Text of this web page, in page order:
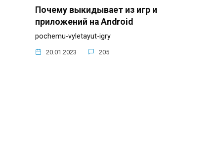
Почему выкидывает из игр и
приложений на Android
pochemu-vyletayut-igry
20.01.2023 205